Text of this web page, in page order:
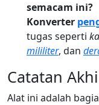
semacam ini?
Konverter
tugas seperti
mililiter, dan
Catatan
Alat ini adalah